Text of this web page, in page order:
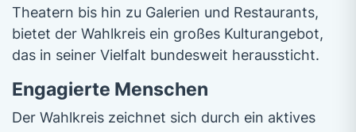
Theatern bis hin zu Galerien und Restaurants,
bietet der Wahlkreis ein großes Kulturangebot,
das in seiner Vielfalt bundesweit heraussticht.
Engagierte Menschen
Der Wahlkreis zeichnet sich durch ein aktives